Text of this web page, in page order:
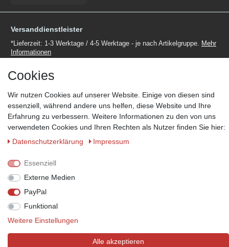
Versanddienstleister
*Lieferzeit: 1-3 Werktage / 4-5 Werktage - je nach Artikelgruppe. Mehr
Informationen
Zahlungsmöglichkeiten
Wir behalten uns das Recht vor im Einzelfall bestimmte
Zahlungsarten auszuschließen.Mehr Informationen
© Copyright 2026 Marabella´s | Alle Rechte vorbehalten. | Grundpreise
Cookies
Wir nutzen Cookies auf unserer Website. Einige von diesen sind
essenziell, während andere uns helfen, diese Website und Ihre
Erfahrung zu verbessern. Weitere Informationen zu den von uns
verwendeten Cookies und Ihren Rechten als Nutzer finden Sie hier:
Daten­schutz­erklärung
Impressum
Essenziell
Externe Medien
PayPal
Funktional
Weitere Einstellungen
Alle akzeptieren